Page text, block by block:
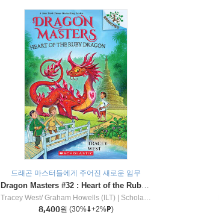
드래곤 마스터들에게 주어진 새로운 임무
Dragon Masters #32 : Heart of the Ruby Dragon (A Branches Book)
Tracey West/ Graham Howells (ILT)
Scholastic Inc
8,400원 (30% +2% )